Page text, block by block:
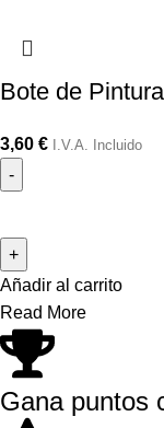
Bote de
3,60 € I.V.A. Incluido
Añadir al carrito
Read More
Gana puntos